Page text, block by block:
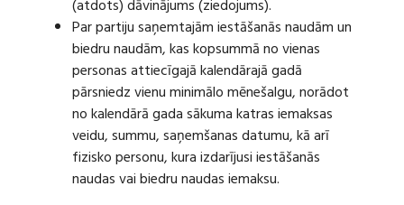
(atdots) dāvinājums (ziedojums).
Par partiju saņemtajām iestāšanās naudām un
biedru naudām, kas kopsummā no vienas
personas attiecīgajā kalendārajā gadā
pārsniedz vienu minimālo mēnešalgu, norādot
no kalendārā gada sākuma katras iemaksas
veidu, summu, saņemšanas datumu, kā arī
fizisko personu, kura izdarījusi iestāšanās
naudas vai biedru naudas iemaksu.